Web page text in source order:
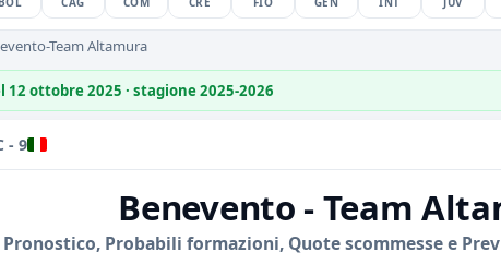
Team Altamura
12 ottobre 2025 · stagione 2025-2026
- 9
Benevento - Team
Pronostico, Probabili formazioni, Quote scommesse e